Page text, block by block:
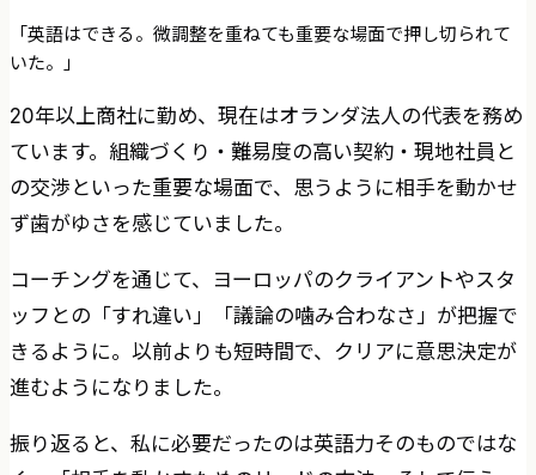
「英語はできる。微調整を重ねても重要な場面で押し切られて
いた。」
20年以上商社に勤め、現在はオランダ法人の代表を務め
ています。組織づくり・難易度の高い契約・現地社員と
の交渉といった重要な場面で、思うように相手を動かせ
ず歯がゆさを感じていました。
コーチングを通じて、ヨーロッパのクライアントやスタ
ッフとの「すれ違い」「議論の噛み合わなさ」が把握で
きるように。以前よりも短時間で、クリアに意思決定が
進むようになりました。
振り返ると、私に必要だったのは英語力そのものではな